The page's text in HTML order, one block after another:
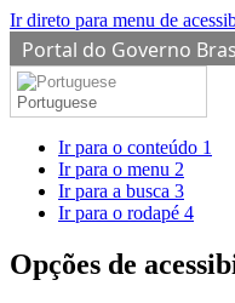
Ir direto para menu de
Portal do Governo
Portuguese
Ir para o conteúdo 1
Ir para o menu 2
Ir para a busca 3
Ir para o rodapé 4
Opções de